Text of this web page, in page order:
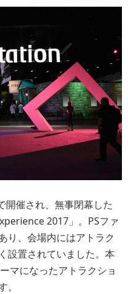
開催され、無事閉幕した
2017」。PSファ
り、会場内にはアトラク
設置されていました。本
マになったアトラクショ